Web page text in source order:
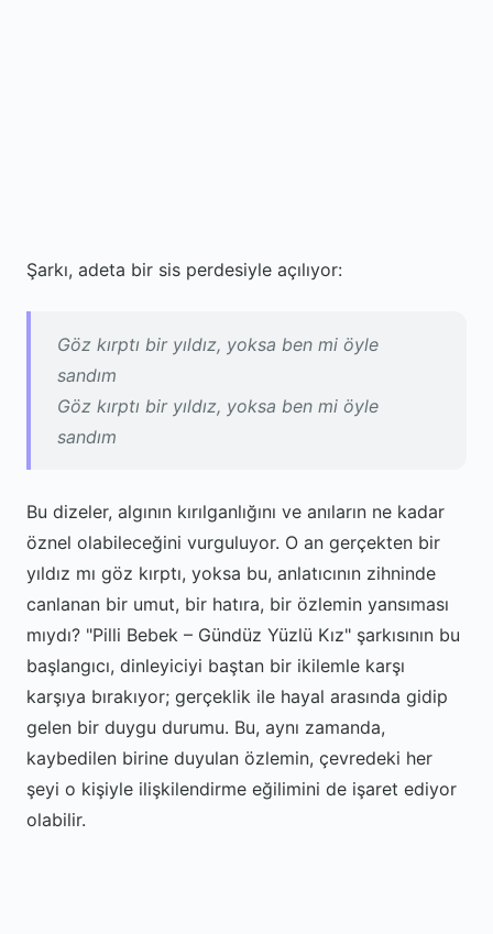
Şarkı, adeta bir sis perdesiyle açılıyor:
Göz kırptı bir yıldız, yoksa ben mi öyle
sandım
Göz kırptı bir yıldız, yoksa ben mi öyle
sandım
Bu dizeler, algının kırılganlığını ve anıların ne kadar
öznel olabileceğini vurguluyor. O an gerçekten bir
yıldız mı göz kırptı, yoksa bu, anlatıcının zihninde
canlanan bir umut, bir hatıra, bir özlemin yansıması
mıydı? "Pilli Bebek – Gündüz Yüzlü Kız" şarkısının bu
başlangıcı, dinleyiciyi baştan bir ikilemle karşı
karşıya bırakıyor; gerçeklik ile hayal arasında gidip
gelen bir duygu durumu. Bu, aynı zamanda,
kaybedilen birine duyulan özlemin, çevredeki her
şeyi o kişiyle ilişkilendirme eğilimini de işaret ediyor
olabilir.